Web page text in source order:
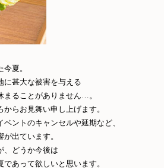
夏。
に甚大な被害を与える
まることがありません…。
らお見舞い申し上げます。
ントのキャンセルや延期など、
出ています。
、どうか今後は
あって欲しいと思います。